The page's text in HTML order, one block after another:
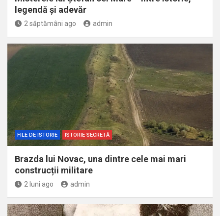
legendă și adevăr
2 săptămâni ago admin
FILE DE ISTORIE ISTORIE SECRETĂ
Brazda lui Novac, una dintre cele mai mari
construcții militare
2 luni ago admin